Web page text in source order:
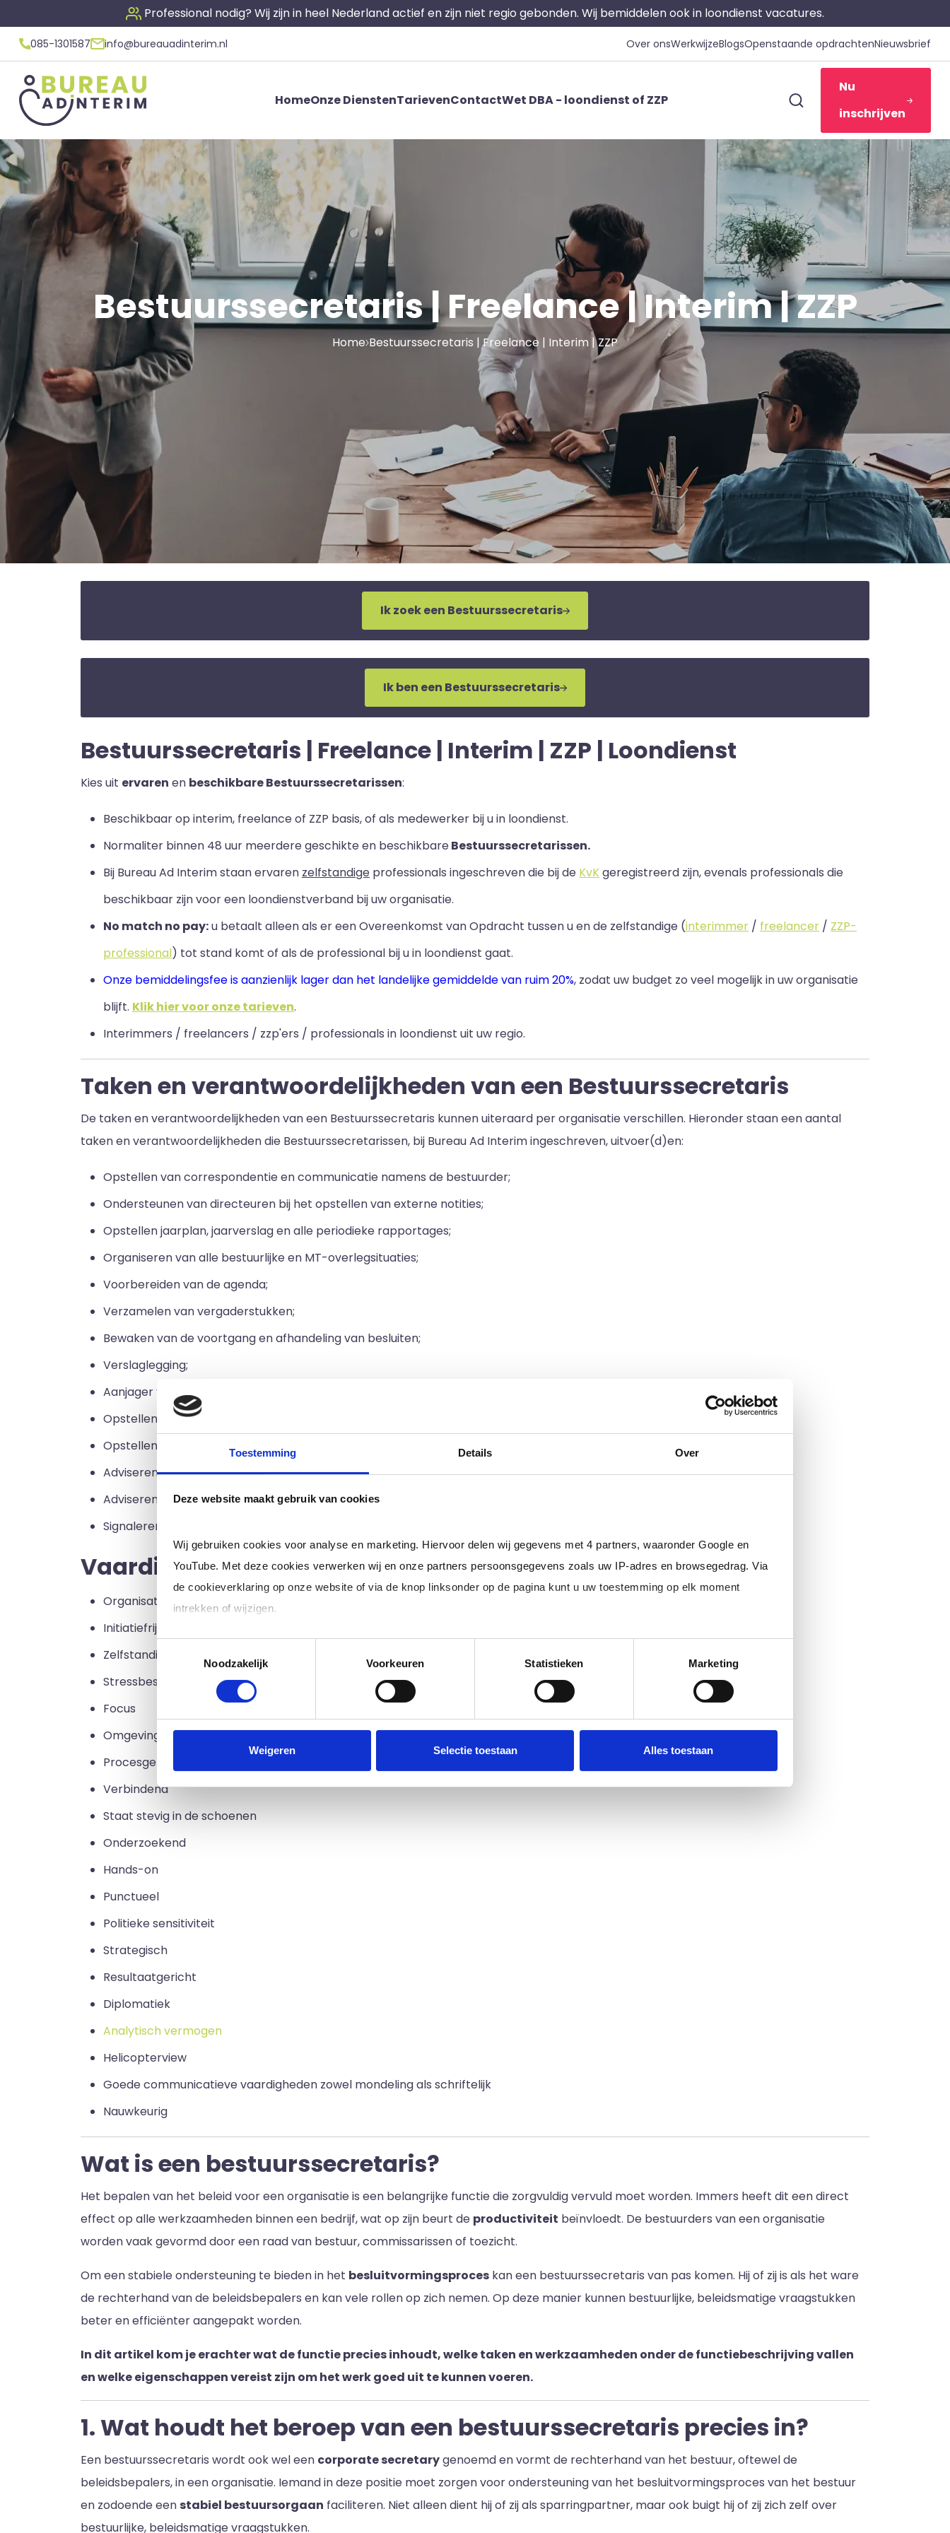
Toestemming Details Over
Deze website maakt gebruik van cookies
Wij gebruiken cookies voor analyse en marketing. Hiervoor delen wij gegevens met 4 partners, waaronder Google en
YouTube. Met deze cookies verwerken wij en onze partners persoonsgegevens zoals uw IP-adres en browsegedrag. Via
de cookieverklaring op onze website of via de knop linksonder op de pagina kunt u uw toestemming op elk moment
intrekken of wijzigen.
Noodzakelijk
Voorkeuren Statistieken Marketing
Weigeren Selectie toestaan Alles toestaan
Professional nodig? Wij zijn in heel Nederland actief en zijn niet regio gebonden. Wij bemiddelen ook in loondienst vacatures.
085-1301587 info@bureauadinterim.nl Over onsWerkwijzeBlogsOpenstaande opdrachtenNieuwsbrief
HomeOnze DienstenTarievenContactWet DBA - loondienst of ZZP
Nu
inschrijven
Bestuurssecretaris | Freelance | Interim | ZZP
Home Bestuurssecretaris | Freelance | Interim | ZZP
Ik zoek een Bestuurssecretaris
Ik ben een Bestuurssecretaris
Bestuurssecretaris | Freelance | Interim | ZZP | Loondienst
Kies uit ervaren en beschikbare Bestuurssecretarissen:
Beschikbaar op interim, freelance of ZZP basis, of als medewerker bij u in loondienst.
Normaliter binnen 48 uur meerdere geschikte en beschikbareBestuurssecretarissen.
Bij Bureau Ad Interim staan ervaren zelfstandige professionals ingeschreven die bij de KvKgeregistreerd zijn, evenals professionals die
beschikbaar zijn voor een loondienstverband bij uw organisatie.
No match no pay:u betaalt alleen als er een Overeenkomst van Opdracht tussen u en de zelfstandige (interimmer / freelancer / ZZP-
professional) tot stand komt of als de professional bij u in loondienst gaat.
Onze bemiddelingsfee is aanzienlijk lager dan het landelijke gemiddelde van ruim 20%, zodat uw budget zo veel mogelijk in uw organisatie
blijft. Klik hier voor onze tarieven.
Interimmers / freelancers / zzp'ers / professionals in loondienst uit uw regio.
Taken en verantwoordelijkheden van een Bestuurssecretaris
De taken en verantwoordelijkheden van een Bestuurssecretaris kunnen uiteraard per organisatie verschillen. Hieronder staan een aantal
taken en verantwoordelijkheden die Bestuurssecretarissen, bij Bureau Ad Interim ingeschreven, uitvoer(d)en:
Opstellen van correspondentie en communicatie namens de bestuurder;
Ondersteunen van directeuren bij het opstellen van externe notities;
Opstellen jaarplan, jaarverslag en alle periodieke rapportages;
Organiseren van alle bestuurlijke en MT-overlegsituaties;
Voorbereiden van de agenda;
Verzamelen van vergaderstukken;
Bewaken van de voortgang en afhandeling van besluiten;
Verslaglegging;
Aanjager van beleidsrealisatie, procesinrichting en professionalisering;
Opstellen van beleidsnotities of andere stukken voor interne vergaderingen;
Opstellen van adviesaanvragen voor de Ondernemingsraad en de Cliëntenraad;
Adviseren over bestuurlijk juridische processen en begeleiden bij samenwerkingen, reglementen, statuten, notariële zaken;
Adviseren over en bewaken van governance eisen die gesteld worden aan de Bestuurder en de Raad van Toezicht;
Signaleren van en adviseren over interne en externe ontwikkelingen, zoals in wet- en regelgeving.
Vaardigheden van een Bestuurssecretaris
Organisatiegevoel
Initiatiefrijk
Zelfstandig
Stressbestendig
Focus
Omgevingsbewust
Procesgericht
Verbindend
Staat stevig in de schoenen
Onderzoekend
Hands-on
Punctueel
Politieke sensitiviteit
Strategisch
Resultaatgericht
Diplomatiek
Analytisch vermogen
Helicopterview
Goede communicatieve vaardigheden zowel mondeling als schriftelijk
Nauwkeurig
Wat is een bestuurssecretaris?
Het bepalen van het beleid voor een organisatie is een belangrijke functie die zorgvuldig vervuld moet worden. Immers heeft dit een direct
effect op alle werkzaamheden binnen een bedrijf, wat op zijn beurt de productiviteit beïnvloedt. De bestuurders van een organisatie
worden vaak gevormd door een raad van bestuur, commissarissen of toezicht.
Om een stabiele ondersteuning te bieden in het besluitvormingsproces kan een bestuurssecretaris van pas komen. Hij of zij is als het ware
de rechterhand van de beleidsbepalers en kan vele rollen op zich nemen. Op deze manier kunnen bestuurlijke, beleidsmatige vraagstukken
beter en efficiënter aangepakt worden.
In dit artikel kom je erachter wat de functie precies inhoudt, welke taken en werkzaamheden onder de functiebeschrijving vallen
en welke eigenschappen vereist zijn om het werk goed uit te kunnen voeren.
1. Wat houdt het beroep van een bestuurssecretaris precies in?
Een bestuurssecretaris wordt ook wel een corporate secretarygenoemd en vormt de rechterhand van het bestuur, oftewel de
beleidsbepalers, in een organisatie. Iemand in deze positie moet zorgen voor ondersteuning van het besluitvormingsproces van het bestuur
en zodoende een stabiel bestuursorgaan faciliteren. Niet alleen dient hij of zij als sparringpartner, maar ook buigt hij of zij zich zelf over
bestuurlijke, beleidsmatige vraagstukken.